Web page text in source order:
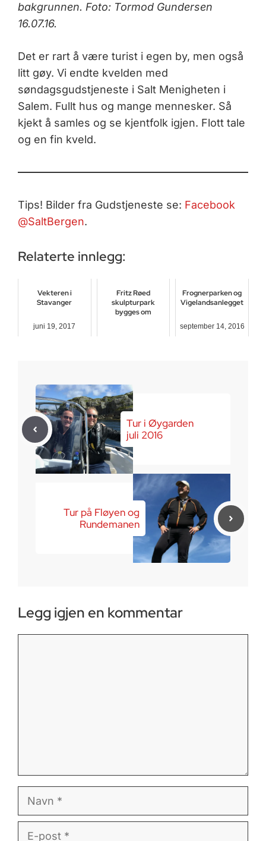
bakgrunnen. Foto: Tormod Gundersen
16.07.16.
Det er rart å være turist i egen by, men også
litt gøy. Vi endte kvelden med
søndagsgudstjeneste i Salt Menigheten i
Salem. Fullt hus og mange mennesker. Så
kjekt å samles og se kjentfolk igjen. Flott tale
og en fin kveld.
Tips! Bilder fra Gudstjeneste se: Facebook
@SaltBergen.
Relaterte innlegg:
Vekteren i
Stavanger
juni 19, 2017
Fritz Røed
skulpturpark
bygges om
Frognerparken og
Vigelandsanlegget
september 14, 2016
Tur i Øygarden
juli 2016
Tur på Fløyen og
Rundemanen
Legg igjen en kommentar
Navn
E-